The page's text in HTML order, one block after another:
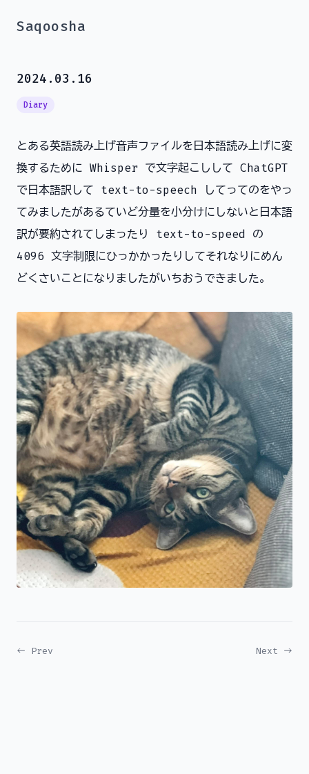
Saqoosha
2024.03.16
Diary
とある英語読み上げ音声ファイルを日本語読み上げに変
換するために Whisper で文字起こしして ChatGPT
で日本語訳して text-to-speech してってのをやっ
てみましたがあるていど分量を小分けにしないと日本語
訳が要約されてしまったり text-to-speed の
4096 文字制限にひっかかったりしてそれなりにめん
どくさいことになりましたがいちおうできました。
← Prev Next →